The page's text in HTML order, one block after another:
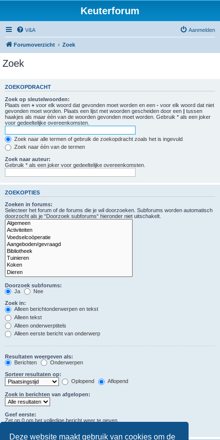
Deze website maakt gebruik van cookies om de
Keuterforum
V&A Aanmelden
Forumoverzicht Zoek
Zoek
ZOEKOPDRACHT
Zoek op sleutelwoorden:
Plaats een + voor elk woord dat gevonden moet worden en een - voor elk woord dat niet
gevonden moet worden. Plaats een lijst met woorden gescheiden door een | tussen
haakjes als maar één van de woorden gevonden moet worden. Gebruik * als een joker
voor gedeeltelijke overeenkomsten.
Zoek naar alle termen of gebruik de zoekopdracht zoals het is ingevuld
Zoek naar één van de termen
Zoek naar auteur:
Gebruik * als een joker voor gedeeltelijke overeenkomsten.
ZOEKOPTIES
Zoeken in forums:
Selecteer het forum of de forums die je wil doorzoeken. Subforums worden automatisch
doorzocht als je “Doorzoek subforums“ hieronder niet uitschakelt.
Doorzoek subforums:
Ja
Nee
Zoek in:
Alleen berichtonderwerpen en tekst
Alleen tekst
Alleen onderwerptitels
Alleen eerste bericht van onderwerp
Resultaten weergeven als:
Berichten
Onderwerpen
Sorteer resultaten op:
Oplopend
Aflopend
Zoek in berichten van afgelopen:
Geef eerste:
Zet op 0 om het volledige bericht weer te geven.